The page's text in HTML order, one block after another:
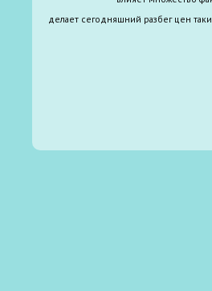
делает сегодняшний разбег цен